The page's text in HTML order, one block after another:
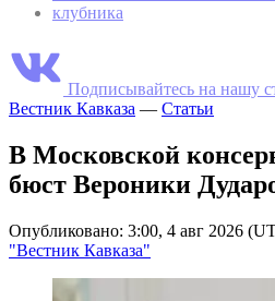
клубника
Подписывайтесь на нашу
Вестник Кавказа — Статьи
В Московской
бюст Вероники
Опубликовано: 3:00, 4 авг 2026
"Вестник Кавказа"